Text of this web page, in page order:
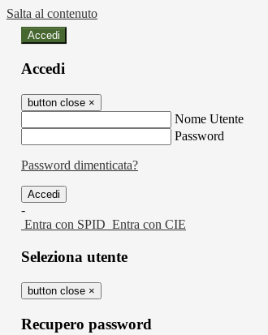
Salta al contenuto
Accedi
Accedi
button close ×
Nome Utente
Password
Password dimenticata?
-
Entra con SPID Entra con CIE
Seleziona utente
button close ×
Recupero password